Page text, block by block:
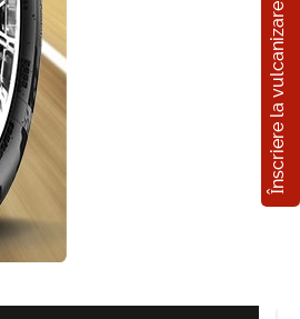
Înscriere la vulcanizare